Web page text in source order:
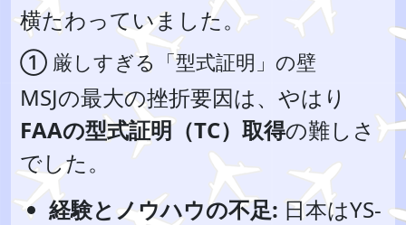
横たわっていました。
① 厳しすぎる「型式証明」の壁
MSJの最大の挫折要因は、やはり
FAAの型式証明（TC）取得の難しさ
でした。
経験とノウハウの不足: 日本はYS-